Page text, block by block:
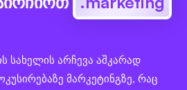
სახელის არჩევა აშკარად
მარკეტინგზე, რაც